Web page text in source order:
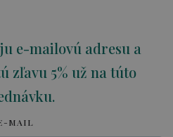
e-mailovú adresu a
zľavu 5% už na túto
MAIL